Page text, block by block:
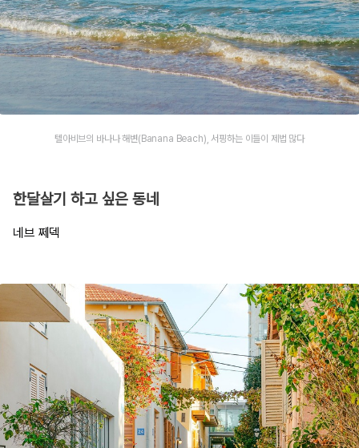
텔아비브의 바나나 해변(Banana Beach), 서핑하는 이들이 제법 많다
한달살기 하고 싶은 동네
네브 쩨덱​